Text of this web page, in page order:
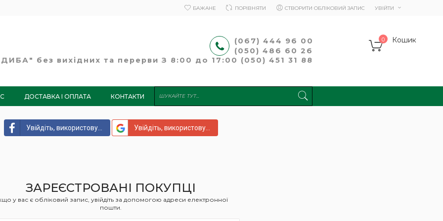
БАЖАНЕ ПОРІВНЯТИ УВІЙТИ
СТВОРИТИ ОБЛІКОВИЙ ЗАПИС
Кошик
0
(067) 444 96 00
(050) 486 60 26
без вихідних та перерви З 8:00 до 17:00 (050) 451 31 88
ДОСТАВКА І ОПЛАТА КОНТАКТИ
Увійдіть, використовуючи Facebook Увійдіть, використовуючи Google
ЗАРЕЄСТРОВАНІ ПОКУПЦІ
у вас є обліковий запис, увійдіть за допомогою адреси електронної
пошти.